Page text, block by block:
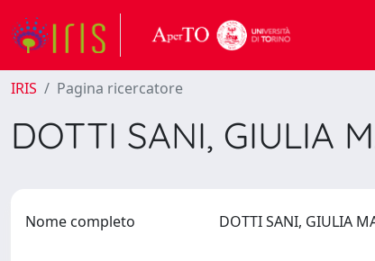
IRIS Pagina ricercatore
DOTTI SANI, GIULIA
Nome completo DOTTI SANI, GIULIA